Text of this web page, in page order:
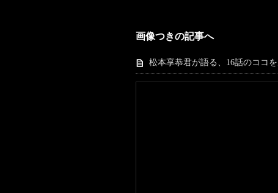
画像つきの記事へ
松本享恭君が語る、16話のココ